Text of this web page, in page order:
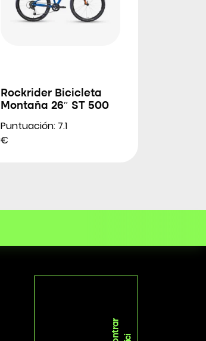
Rockrider Bicicleta
Montaña 26″ ST 500
Puntuación: 7.1
€